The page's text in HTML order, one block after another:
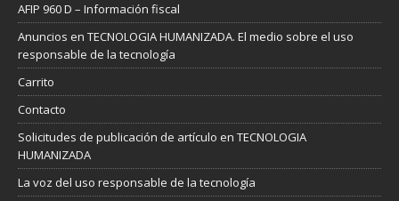
AFIP 960 D – Información fiscal
Anuncios en TECNOLOGIA HUMANIZADA. El medio sobre el uso
responsable de la tecnología
Carrito
Contacto
Solicitudes de publicación de artículo en TECNOLOGIA
HUMANIZADA
La voz del uso responsable de la tecnología